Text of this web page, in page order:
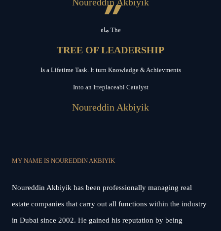
”
ماء The
TREE OF LEADERSHIP
Is a Lifetime Task. It turn Knowladge & Achievments
Into an Irreplaceabl Catalyst
Noureddin Akbiyik
MY NAME IS NOUREDDIN AKBIYIK
Noureddin Akbiyik has been professionally managing real
estate companies that carry out all functions within the industry
in Dubai since 2002. He gained his reputation by being